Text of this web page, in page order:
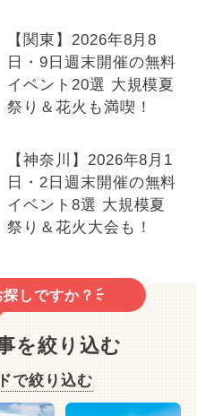
【関東】2026年8月8
日・9日週末開催の無料
イベント20選 大規模夏
祭り＆花火も満喫！
【神奈川】2026年8月1
日・2日週末開催の無料
イベント8選 大規模夏
祭り＆花火大会も！
しですか？
を絞り込む
で絞り込む